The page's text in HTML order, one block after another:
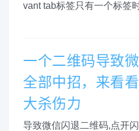
vant tab标签只有一个标签
一个二维码导致
全部中招，来看
大杀伤力
导致微信闪退二维码,点开